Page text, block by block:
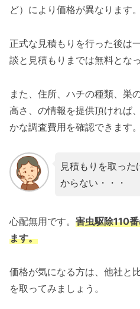
ど）により価格が異なります。
正式な見積もりを行った後は
談と見積もりまでは無料とな
また、住所、ハチの種類、巣
高さ、の情報を提供頂ければ
かな調査費用を確認できます。
見積もりを取っ
からない・・・
心配無用です。 害虫駆除110
ます。
価格が気になる方は、他社と
を取ってみましょう。